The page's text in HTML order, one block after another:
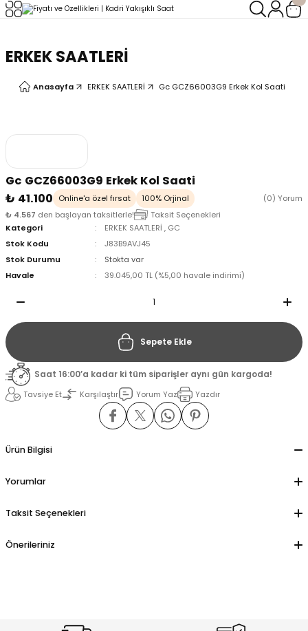
ERKEK SAATLERİ
Anasayfa ERKEK SAATLERİ Gc GCZ66003G9 Erkek Kol Saati
Gc GCZ66003G9 Erkek Kol Saati
₺ 41.100
Online'a özel fırsat 100% Orjinal
(0) Yorum
₺ 4.567 den başlayan taksitlerle!
Taksit Seçenekleri
Kategori
ERKEK SAATLERİ , GC
Stok Kodu
J83B9AVJ45
Stok Durumu
Stokta var
Havale
39.045,00 TL (%5,00 havale indirimi)
Sepete Ekle
Saat 16:00’a kadar ki tüm siparişler aynı gün kargoda!
Tavsiye Et
Karşılaştır Yorum Yaz Yazdır
Ürün Bilgisi
Yorumlar
Taksit Seçenekleri
Önerileriniz
Geri Dön
Geri Dön